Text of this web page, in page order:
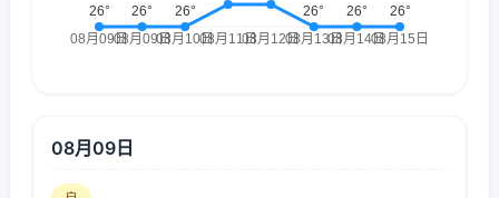
08月09日